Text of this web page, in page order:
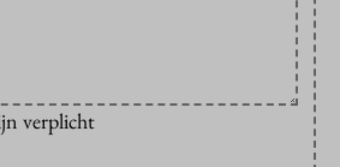
verplicht